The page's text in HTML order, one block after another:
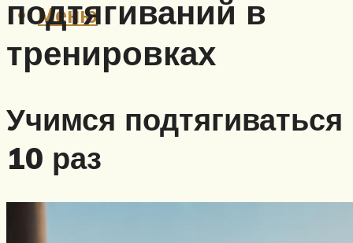
Меню
подтягиваний в
тренировках
Учимся подтягиваться
10 раз